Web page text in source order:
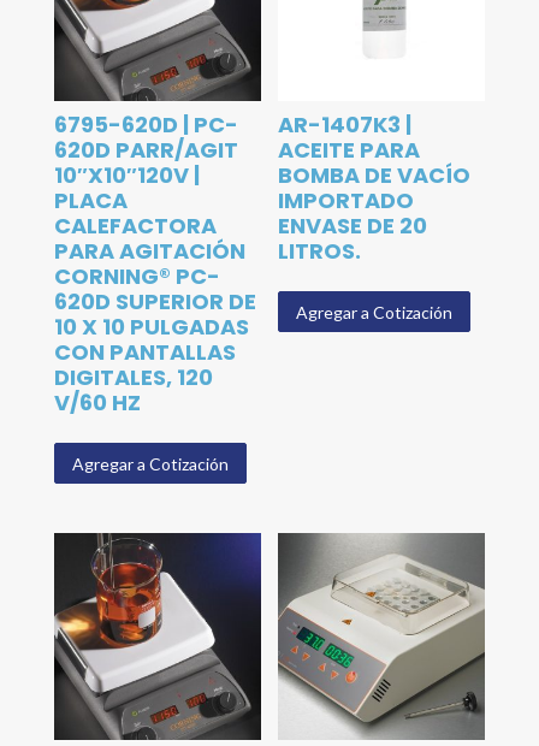
6795-620D | PC-
620D PARR/AGIT
10″X10″120V |
PLACA
CALEFACTORA
PARA AGITACIÓN
CORNING® PC-
620D SUPERIOR DE
10 X 10 PULGADAS
CON PANTALLAS
DIGITALES, 120
V/60 HZ
Agregar a Cotización
AR-1407K3 |
ACEITE PARA
BOMBA DE VACÍO
IMPORTADO
ENVASE DE 20
LITROS.
Agregar a Cotización